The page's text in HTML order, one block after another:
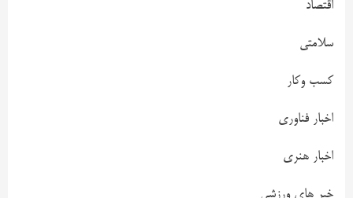
اقتصاد
سلامتی
کسب وکار
اخبار فناوری
اخبار هنری